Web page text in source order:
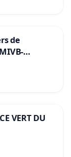
de
en Het
VERT DU